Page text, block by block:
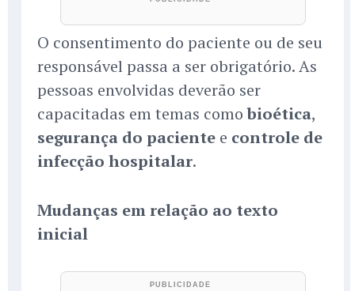
O consentimento do paciente ou de seu
responsável passa a ser obrigatório. As
pessoas envolvidas deverão ser
capacitadas em temas comobioética,
segurança do paciente e controle de
infecção hospitalar.
Mudanças em relação ao texto
inicial